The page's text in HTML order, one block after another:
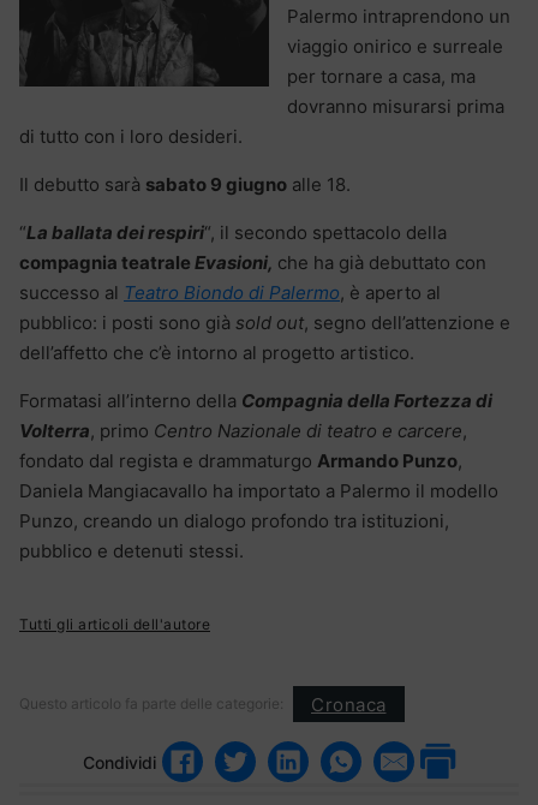
Palermo intraprendono un
viaggio onirico e surreale
per tornare a casa, ma
dovranno misurarsi prima
di tutto con i loro desideri.
Il debutto sarà sabato 9 giugno alle 18.
“La ballata dei respiri“, il secondo spettacolo della
compagnia teatrale Evasioni, che ha già debuttato con
successo al Teatro Biondo di Palermo, è aperto al
pubblico: i posti sono già sold out, segno dell’attenzione e
dell’affetto che c’è intorno al progetto artistico.
Formatasi all’interno della Compagnia della Fortezza di
Volterra, primo Centro Nazionale di teatro e carcere,
fondato dal regista e drammaturgo Armando Punzo,
Daniela Mangiacavallo ha importato a Palermo il modello
Punzo, creando un dialogo profondo tra istituzioni,
pubblico e detenuti stessi.
Tutti gli articoli dell'autore
Questo articolo fa parte delle categorie: Cronaca
Condividi